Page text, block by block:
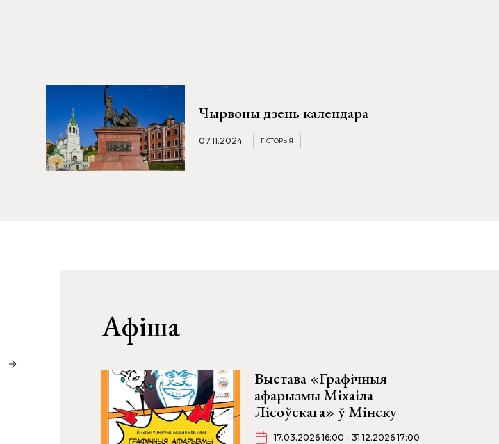
Чырвоны дзень календара
07.11.2024 ГІСТОРЫЯ
Афіша
Выстава «Графічныя
афарызмы Міхаіла
Лісоўскага» ў Мінску
17.03.2026 16:00 - 31.12.2026 17:00